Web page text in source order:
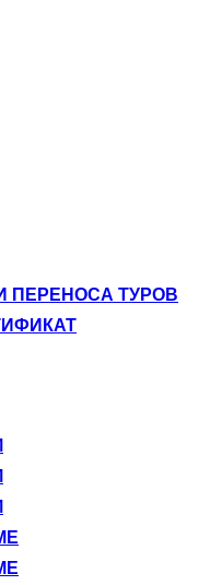
ПЕРЕНОСА ТУРОВ